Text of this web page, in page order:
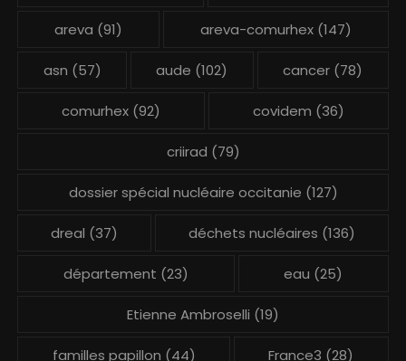
areva (91) areva-comurhex(147)
asn (57) aude (102) cancer (78)
comurhex (92) covidem (36)
criirad (79)
dossier spécial nucléaire occitanie (127)
dreal (37) déchets nucléaires (136)
département (23) eau (25)
Etienne Ambroselli (19)
familles papillon (44) France3 (28)